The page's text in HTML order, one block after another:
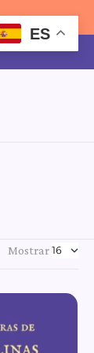
Mostrar
ES